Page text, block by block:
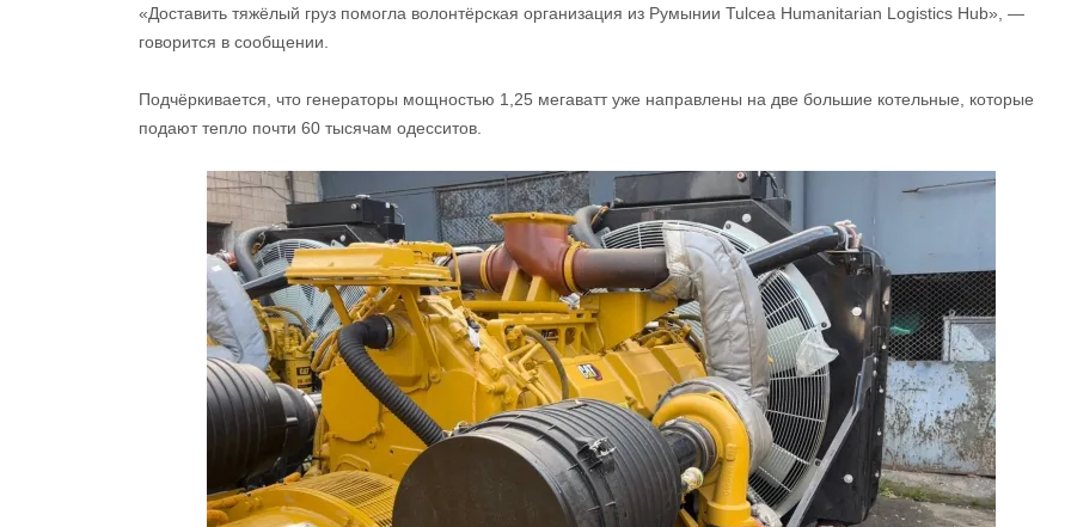
«Доставить тяжёлый груз помогла волонтёрская организация из Румынии Tulcea Humanitarian Logistics Hub», —
говорится в сообщении.
Подчёркивается, что генераторы мощностью 1,25 мегаватт уже направлены на две большие котельные, которые
подают тепло почти 60 тысячам одесситов.